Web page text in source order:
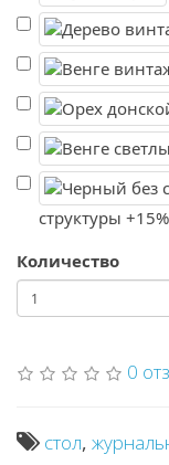
структуры +15%
Количество
0
стол,